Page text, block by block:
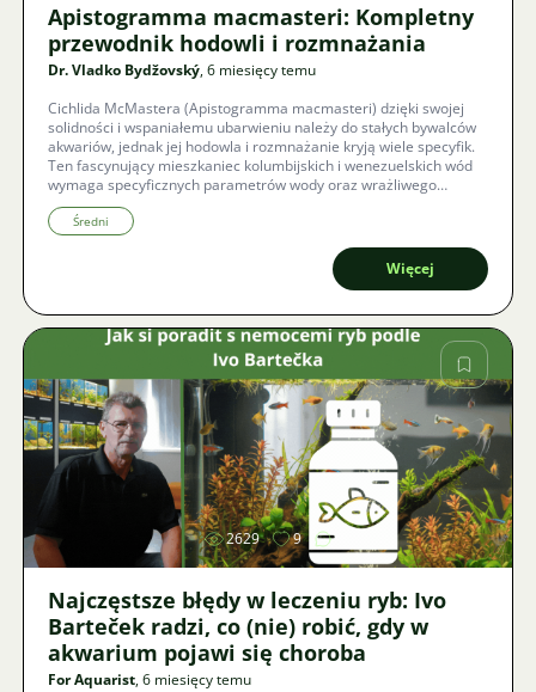
Apistogramma macmasteri: Kompletny
przewodnik hodowli i rozmnażania
Dr. Vladko Bydžovský, 6 miesięcy temu
Cichlida McMastera (Apistogramma macmasteri) dzięki swojej
solidności i wspaniałemu ubarwieniu należy do stałych bywalców
akwariów, jednak jej hodowla i rozmnażanie kryją wiele specyfik.
Ten fascynujący mieszkaniec kolumbijskich i wenezuelskich wód
wymaga specyficznych parametrów wody oraz wrażliwego
podejścia do stworzenia harmonijnego harem. W artykule
przyjrzymy się, jak stworzyć rybom idealny dom, dlaczego jakość
żywego pokarmu jest kluczem do sukcesu oraz jak unikać
częstych błędów, które mogą prowadzić do pomyłek w
identyfikacji gatunków lub problemów zdrowotnych.
Średni
Więcej
Zdjęcie
2629 9
Najczęstsze błędy w leczeniu ryb: Ivo
Barteček radzi, co (nie) robić, gdy w
akwarium pojawi się choroba
For Aquarist, 6 miesięcy temu